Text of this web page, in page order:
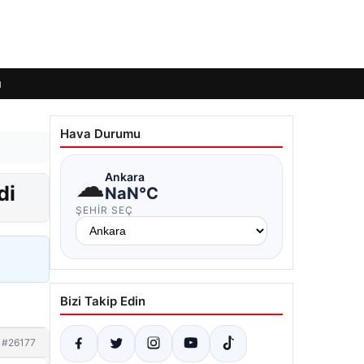
#26177
Hava Durumu
☁Ankara
NaN°C
ŞEHIR SEÇ
Bizi Takip Edin